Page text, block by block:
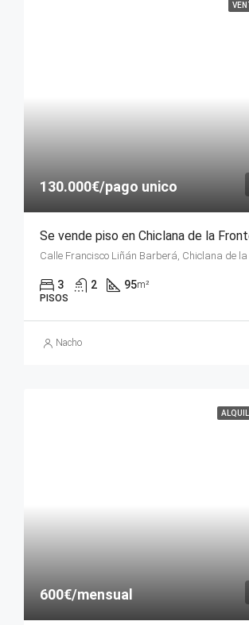
130.000€/pago unico
Se vende piso en Chiclana de la
3 2 95m²
PISOS
Nacho
600€/mensual